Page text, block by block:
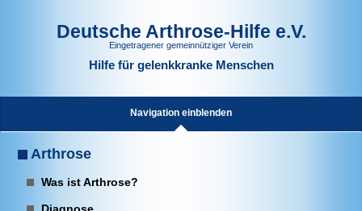
Deutsche Arthrose-Hilfe e.V.
Eingetragener gemeinnütziger Verein
Hilfe für gelenkkranke Menschen
Navigation einblenden
Arthrose
Was ist Arthrose?